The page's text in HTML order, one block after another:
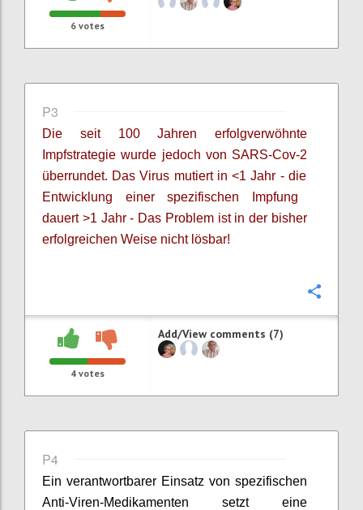
6 votes
P3
Die seit 100 Jahren erfolgverwöhnte
Impfstrategie wurde jedoch von SARS-Cov-2
überrundet. Das Virus mutiert in <1 Jahr - die
Entwicklung einer spezifischen Impfung
dauert >1 Jahr - Das Problem ist in der bisher
erfolgreichen Weise nicht lösbar!
4 votes
Add/View comments (7)
P4
Ein verantwortbarer Einsatz von spezifischen
Anti-Viren-Medikamenten setzt eine